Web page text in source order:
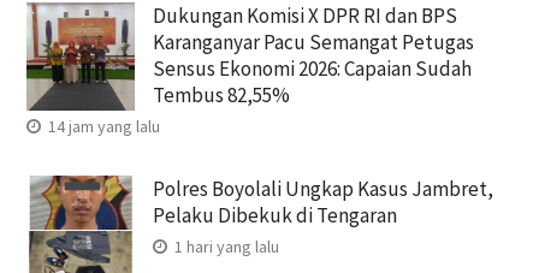
Dukungan Komisi X DPR RI dan BPS
Karanganyar Pacu Semangat Petugas
Sensus Ekonomi 2026: Capaian Sudah
Tembus 82,55%
14 jam yang lalu
Polres Boyolali Ungkap Kasus Jambret,
Pelaku Dibekuk di Tengaran
1 hari yang lalu